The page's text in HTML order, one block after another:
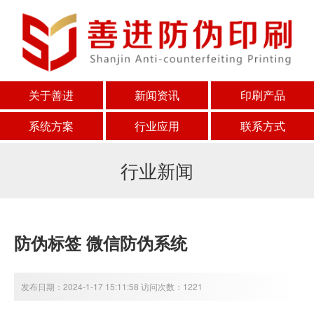
关于善进 新闻资讯
印刷产品
系统方案
行业应用 联系方式
行业新闻
防伪标签 微信防伪系统
发布日期：2024-1-17 15:11:58 访问次数：1221